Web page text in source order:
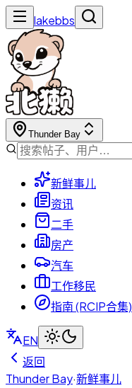
lakebbs
Thunder Bay
新鲜事儿
资讯
二手
房产
汽车
工作移民
指南 (RCIP合集)
EN
返回
Thunder Bay·新鲜事儿